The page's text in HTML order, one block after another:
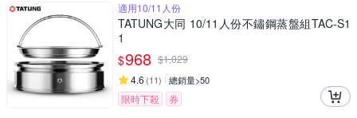
適用10/11人份
TATUNG大同 10/11人份不鏽鋼蒸盤組TAC-S1
1
$968 $1,029
4.6 (11) 總銷量>50
限時下殺
券